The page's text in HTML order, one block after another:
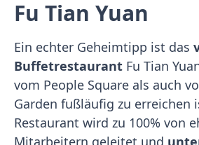
Fu Tian Yuan
Ein echter Geheimtipp ist das
Buffetrestaurant Fu Tian
vom People Square als auch
Garden fußläufig zu erreichen
Restaurant wird zu 100% von
Mitarbeitern geleitet und